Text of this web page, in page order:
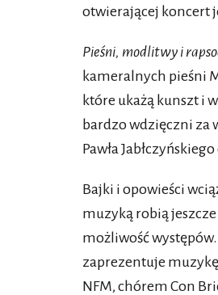
otwierającej koncert
Pieśni, modlitwy i
kameralnych pieśni
które ukażą kunszt i
bardzo wdzięczni za
Pawła
Bajki i opowieści
muzyką robią
możliwość
zaprezentuje
NFM, chórem Con